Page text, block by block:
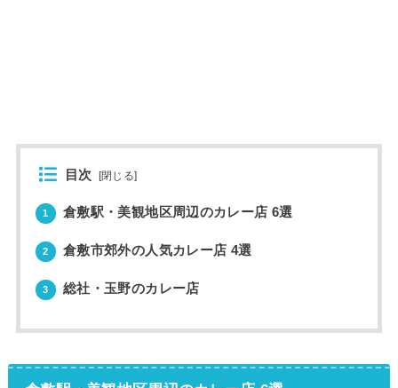
目次 [閉じる]
1 倉敷駅・美観地区周辺のカレー店 6選
2 倉敷市郊外の人気カレー店 4選
3 総社・玉野のカレー店